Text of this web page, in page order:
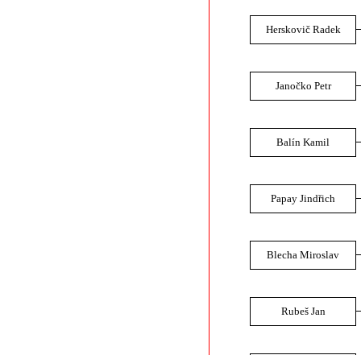
Herskovič Radek
Janočko Petr
Balín Kamil
Papay Jindřich
Blecha Miroslav
Rubeš Jan